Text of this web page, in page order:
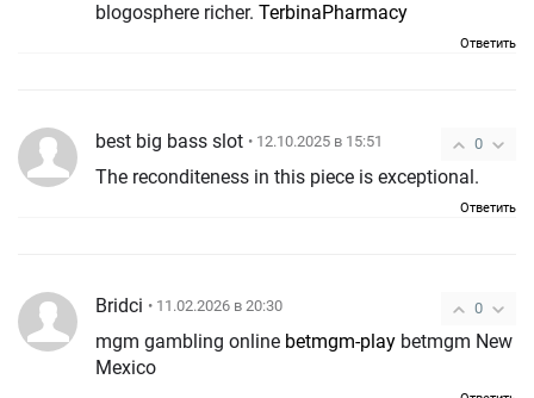
blogosphere richer. TerbinaPharmacy
Ответить
0
best big bass slot • 12.10.2025 в 15:51
The reconditeness in this piece is exceptional.
Ответить
0
Bridci • 11.02.2026 в 20:30
mgm gambling online betmgm-play betmgm New
Mexico